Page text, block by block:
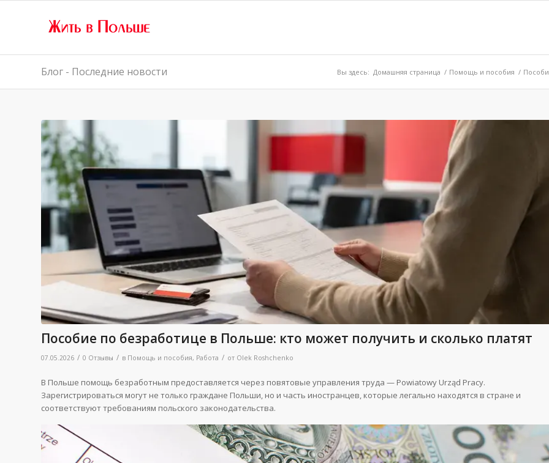
Блог - Последние новости Вы здесь: Домашняя страница / Помощь и пособия /
Пособие по безработице в Польше: кто может получить и сколько платят
07.05.2026 / 0 Отзывы / в Помощь и пособия, Работа / от Olek Roshchenko
В Польше помощь безработным предоставляется через повятовые управления труда — Powiatowy Urząd Pracy.
Зарегистрироваться могут не только граждане Польши, но и часть иностранцев, которые легально находятся в стране и
соответствуют требованиям польского законодательства.